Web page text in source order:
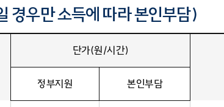
경우만 소득에 따라 본인부담)
단가(원/시간)
정부지원
본인부담